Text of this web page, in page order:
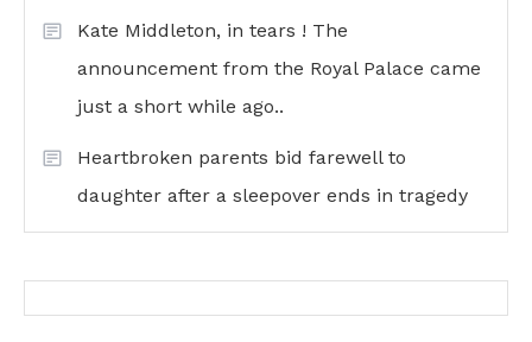
Kate Middleton, in tears ! The
announcement from the Royal Palace came
just a short while ago..
Heartbroken parents bid farewell to
daughter after a sleepover ends in tragedy